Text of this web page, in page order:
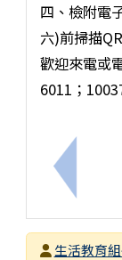
上一筆
四、檢附電
六)前掃描
歡迎來電或
6011；
發布者生活教育